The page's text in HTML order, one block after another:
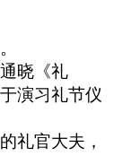
晓《礼
演习礼节仪
礼官大夫，